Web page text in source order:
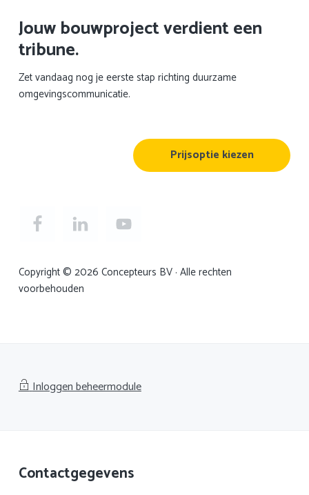
Jouw bouwproject verdient een
tribune.
Zet vandaag nog je eerste stap richting duurzame
omgevingscommunicatie.
Prijsoptie kiezen
Copyright © 2026 Concepteurs BV · Alle rechten
voorbehouden
Inloggen beheermodule
Footer
Contactgegevens